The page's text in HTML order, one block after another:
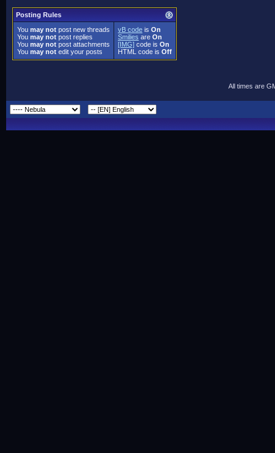
Posting Rules
You may not post new threads
You may not post replies
You may not post attachments
You may not edit your posts
vB code is On
Smilies are On
[IMG] code is On
HTML code is Off
All times are